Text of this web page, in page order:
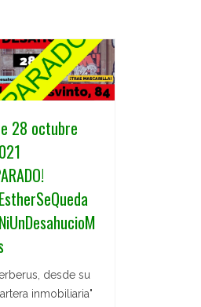
28 octubre
desde su
inmobiliaria"